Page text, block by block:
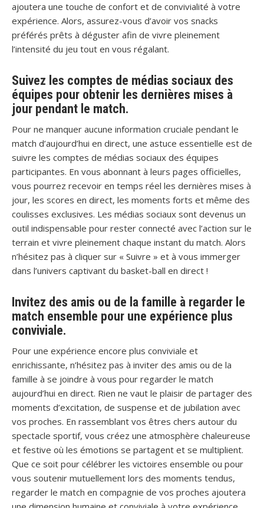
ajoutera une touche de confort et de convivialité à votre
expérience. Alors, assurez-vous d’avoir vos snacks
préférés prêts à déguster afin de vivre pleinement
l’intensité du jeu tout en vous régalant.
Suivez les comptes de médias sociaux des
équipes pour obtenir les dernières mises à
jour pendant le match.
Pour ne manquer aucune information cruciale pendant le
match d’aujourd’hui en direct, une astuce essentielle est de
suivre les comptes de médias sociaux des équipes
participantes. En vous abonnant à leurs pages officielles,
vous pourrez recevoir en temps réel les dernières mises à
jour, les scores en direct, les moments forts et même des
coulisses exclusives. Les médias sociaux sont devenus un
outil indispensable pour rester connecté avec l’action sur le
terrain et vivre pleinement chaque instant du match. Alors
n’hésitez pas à cliquer sur « Suivre » et à vous immerger
dans l’univers captivant du basket-ball en direct !
Invitez des amis ou de la famille à regarder le
match ensemble pour une expérience plus
conviviale.
Pour une expérience encore plus conviviale et
enrichissante, n’hésitez pas à inviter des amis ou de la
famille à se joindre à vous pour regarder le match
aujourd’hui en direct. Rien ne vaut le plaisir de partager des
moments d’excitation, de suspense et de jubilation avec
vos proches. En rassemblant vos êtres chers autour du
spectacle sportif, vous créez une atmosphère chaleureuse
et festive où les émotions se partagent et se multiplient.
Que ce soit pour célébrer les victoires ensemble ou pour
vous soutenir mutuellement lors des moments tendus,
regarder le match en compagnie de vos proches ajoutera